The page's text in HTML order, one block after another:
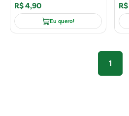
R$4,90
Eu quero!
R$
1